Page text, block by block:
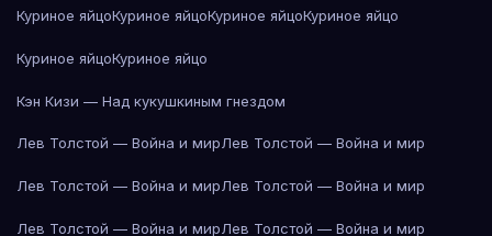
Куриное яйцоКуриное яйцоКуриное яйцоКуриное яйцо
Куриное яйцоКуриное яйцо
Кэн Кизи — Над кукушкиным гнездом
Лев Толстой — Война и мирЛев Толстой — Война и мир
Лев Толстой — Война и мирЛев Толстой — Война и мир
Лев Толстой — Война и мирЛев Толстой — Война и мир